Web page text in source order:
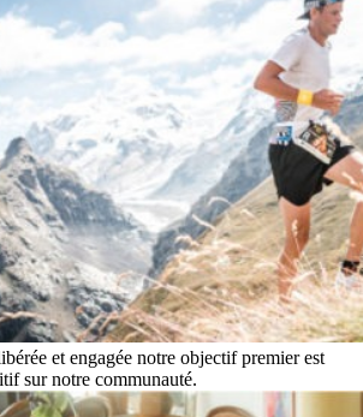
et engagée notre objectif premier est
sur notre communauté.